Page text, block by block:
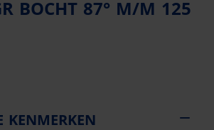
BOCHT 87° M/M 125
KENMERKEN